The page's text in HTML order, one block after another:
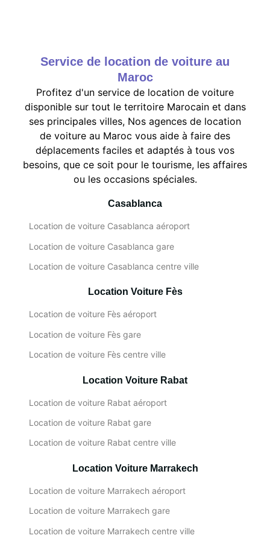
Service de location de voiture au
Maroc
Profitez d'un service de location de voiture
disponible sur tout le territoire Marocain et dans
ses principales villes, Nos agences de location
de voiture au Maroc vous aide à faire des
déplacements faciles et adaptés à tous vos
besoins, que ce soit pour le tourisme, les affaires
ou les occasions spéciales.
Casablanca
Location de voiture Casablanca aéroport
Location de voiture Casablanca gare
Location de voiture Casablanca centre ville
Location Voiture Fès
Location de voiture Fès aéroport
Location de voiture Fès gare
Location de voiture Fès centre ville
Location Voiture Rabat
Location de voiture Rabat aéroport
Location de voiture Rabat gare
Location de voiture Rabat centre ville
Location Voiture Marrakech
Location de voiture Marrakech aéroport
Location de voiture Marrakech gare
Location de voiture Marrakech centre ville